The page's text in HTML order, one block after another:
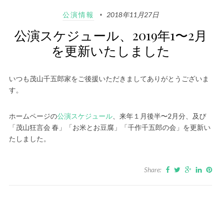
公演情報 2018年11月27日
公演スケジュール、2019年1〜2月
を更新いたしました
いつも茂山千五郎家をご後援いただきましてありがとうございま
す。
ホームページの公演スケジュール、来年１月後半〜2月分、及び
「茂山狂言会 春」「お米とお豆腐」「千作千五郎の会」を更新い
たしました。
Share: